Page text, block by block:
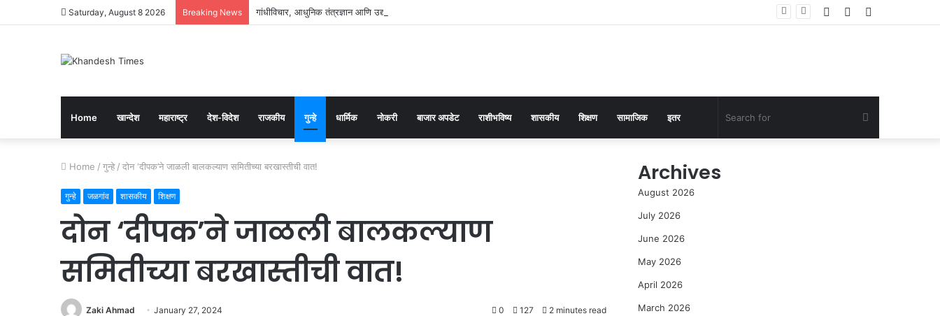
Saturday, August 8 2026 Breaking News गांधीविचार, आधुनिक तंत्रज्ञान आणि उद्योजकतेच्या संगमातून समृद्धीचा नवा मार्ग
Random
Log
Home खान्देश महाराष्ट्र देश-विदेश राजकीय गुन्हे धार्मिक नोकरी बाजार अपडेट राशीभविष्य शासकीय शिक्षण सामाजिक इतर Search
Home / गुन्हे / दोन ‘दीपक’ने जाळली बालकल्याण समितीच्या बरखास्तीची वात!
गुन्हे जळगांव शासकीय शिक्षण
दोन ‘दीपक’ने जाळली बालकल्याण
समितीच्या बरखास्तीची वात!
Zaki Ahmad January 27, 2024 0 127 2 minutes read
Archives
August 2026
July 2026
June 2026
May 2026
April 2026
March 2026